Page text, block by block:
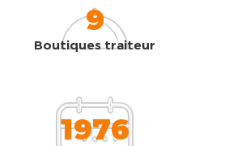
9
Boutiques traiteur
1976